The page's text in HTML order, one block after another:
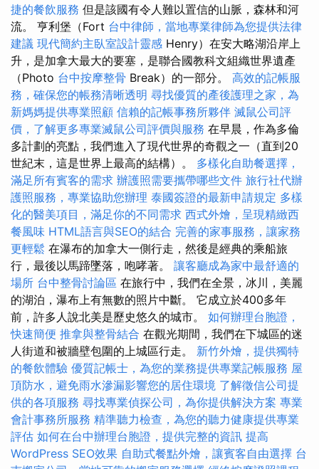
捷的餐飲服務 但是該國有令人難以置信的山脈，森林和河
流。 亨利堡（Fort 台中律師，當地專業律師為您提供法律
建議 現代簡約主臥室設計靈感 Henry）在安大略湖沿岸上
升，是加拿大最大的要塞，是聯合國教科文組織世界遺產
（Photo 台中按摩整骨 Break）的一部分。 高效的記帳服
務，確保您的帳務清晰透明 尋找優質的產後護理之家，為
新媽媽提供專業照顧 信賴的記帳事務所夥伴 滅鼠公司評
價，了解更多專業滅鼠公司評價與服務 在早晨，作為多倫
多計劃的亮點，我們進入了現代世界的奇觀之一（直到20
世紀末，這是世界上最高的結構）。 多樣化自助餐選擇，
滿足所有賓客的需求 辦護照需要攜帶哪些文件 旅行社代辦
護照服務，專業協助您辦理 泰國簽證的最新申請規定 多樣
化的醫美項目，滿足你的不同需求 西式外燴，呈現精緻西
餐風味 HTML語言與SEO的結合 完善的家事服務，讓家務
更輕鬆 在瀑布的加拿大一側行走，然後是經典的乘船旅
行，最後以馬蹄墜落，咆哮著。 讓客廳成為家中最舒適的
場所 台中整骨討論區 在旅行中，我們在全景，冰川，美麗
的湖泊，瀑布上有無數的照片中斷。 它成立於400多年
前，許多人說北美是歷史悠久的城市。 如何辦理台胞證，
快速簡便 推拿與整骨結合 在觀光期間，我們在下城區的迷
人街道和被牆壁包圍的上城區行走。 新竹外燴，提供獨特
的餐飲體驗 優質記帳士，為您的業務提供專業記帳服務 屋
頂防水，避免雨水滲漏影響您的居住環境 了解徵信公司提
供的各項服務 尋找專業偵探公司，為你提供解決方案 專業
會計事務所服務 精準聽力檢查，為您的聽力健康提供專業
評估 如何在台中辦理台胞證，提供完整的資訊 提高
WordPress SEO效果 自助式餐點外燴，讓賓客自由選擇 台